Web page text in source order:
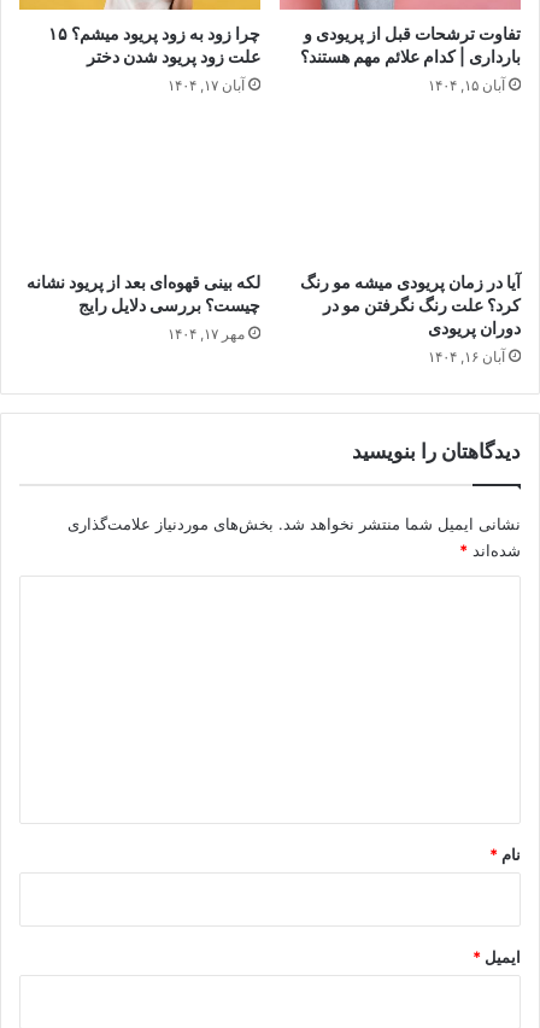
تفاوت ترشحات قبل از پریودی و
بارداری | کدام علائم مهم هستند؟
آبان ۱۵, ۱۴۰۴
چرا زود به زود پریود میشم؟ ۱۵
علت زود پریود شدن دختر
آبان ۱۷, ۱۴۰۴
آیا در زمان پریودی میشه مو رنگ
کرد؟ علت رنگ نگرفتن مو در
دوران پریودی
آبان ۱۶, ۱۴۰۴
لکه‌ بینی قهوه‌ای بعد از پریود نشانه
چیست؟ بررسی دلایل رایج
مهر ۱۷, ۱۴۰۴
دیدگاهتان را بنویسید
نشانی ایمیل شما منتشر نخواهد شد. بخش‌های موردنیاز علامت‌گذاری
شده‌اند *
نام *
ایمیل *